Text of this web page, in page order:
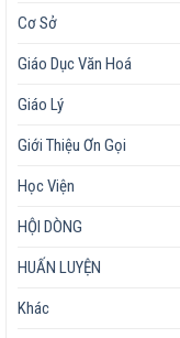
Cơ Sở
Giáo Dục Văn Hoá
Giáo Lý
Giới Thiệu Ơn Gọi
Học Viện
HỘI DÒNG
HUẤN LUYỆN
Khác